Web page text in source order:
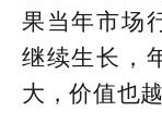
果当年市场
继续生长，
大，价值也越